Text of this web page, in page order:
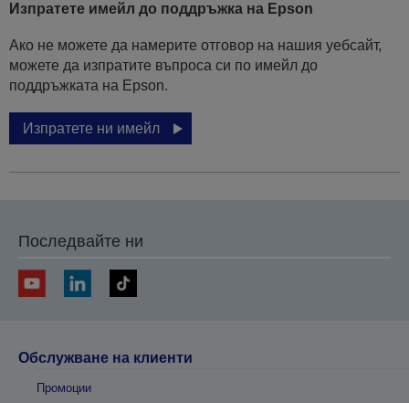
Изпратете имейл до поддръжка на Epson
Ако не можете да намерите отговор на нашия уебсайт,
можете да изпратите въпроса си по имейл до
поддръжката на Epson.
Изпратете ни имейл
Последвайте ни
Обслужване на клиенти
Промоции